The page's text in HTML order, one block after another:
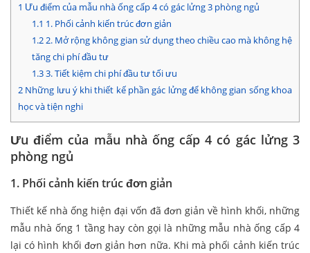
1 Ưu điểm của mẫu nhà ống cấp 4 có gác lửng 3 phòng ngủ
1.1 1. Phối cảnh kiến trúc đơn giản
1.22. Mở rộng không gian sử dụng theo chiều cao mà không hệ
tăng chi phí đầu tư
1.33. Tiết kiệm chi phí đầu tư tối ưu
2 Những lưu ý khi thiết kế phần gác lửng để không gian sống khoa
học và tiện nghi
Ưu điểm của mẫu nhà ống cấp 4 có gác lửng 3
phòng ngủ
1. Phối cảnh kiến trúc đơn giản
Thiết kế nhà ống hiện đại vốn đã đơn giản về hình khối, những
mẫu nhà ống 1 tầng hay còn gọi là những mẫu nhà ống cấp 4
lại có hình khối đơn giản hơn nữa. Khi mà phối cảnh kiến trúc